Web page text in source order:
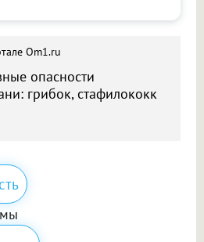
Om1.ru
опасности
грибок, стафилококк